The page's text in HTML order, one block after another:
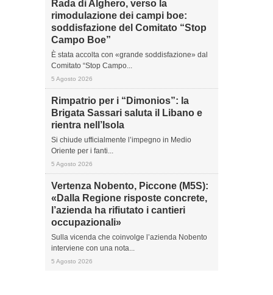
Rada di Alghero, verso la
rimodulazione dei campi boe:
soddisfazione del Comitato “Stop
Campo Boe”
È stata accolta con «grande soddisfazione» dal
Comitato “Stop Campo...
5 Agosto 2026
Rimpatrio per i “Dimonios”: la
Brigata Sassari saluta il Libano e
rientra nell’Isola
Si chiude ufficialmente l’impegno in Medio
Oriente per i fanti...
5 Agosto 2026
Vertenza Nobento, Piccone (M5S):
«Dalla Regione risposte concrete,
l’azienda ha rifiutato i cantieri
occupazionali»
Sulla vicenda che coinvolge l’azienda Nobento
interviene con una nota...
5 Agosto 2026